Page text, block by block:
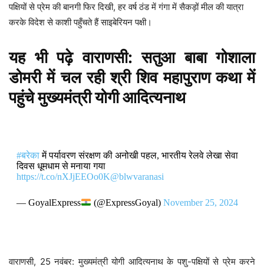
पक्षियों से प्रेम की बानगी फिर दिखी, हर वर्ष ठंड में गंगा में सैकड़ों मील की यात्रा
करके विदेश से काशी पहुँचते हैं साइबेरियन पक्षी।
यह भी पढ़ेवाराणसी: सतुआ बाबा गोशाला
डोमरी में चल रही श्री शिव महापुराण कथा में
पहुंचे मुख्यमंत्री योगी आदित्यनाथ
#बरेकामें पर्यावरण संरक्षण की अनोखी पहल, भारतीय रेलवे लेखा सेवा
दिवस धूमधाम से मनाया गया
https://t.co/nXJjEEOo0K@blwvaranasi
— GoyalExpress (@ExpressGoyal) November 25, 2024
वाराणसी, 25 नवंबर: मुख्यमंत्री योगी आदित्यनाथ के पशु-पक्षियों से प्रेम करने